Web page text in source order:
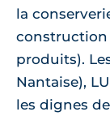
la
construction
produits).
Nantaise),
les dignes